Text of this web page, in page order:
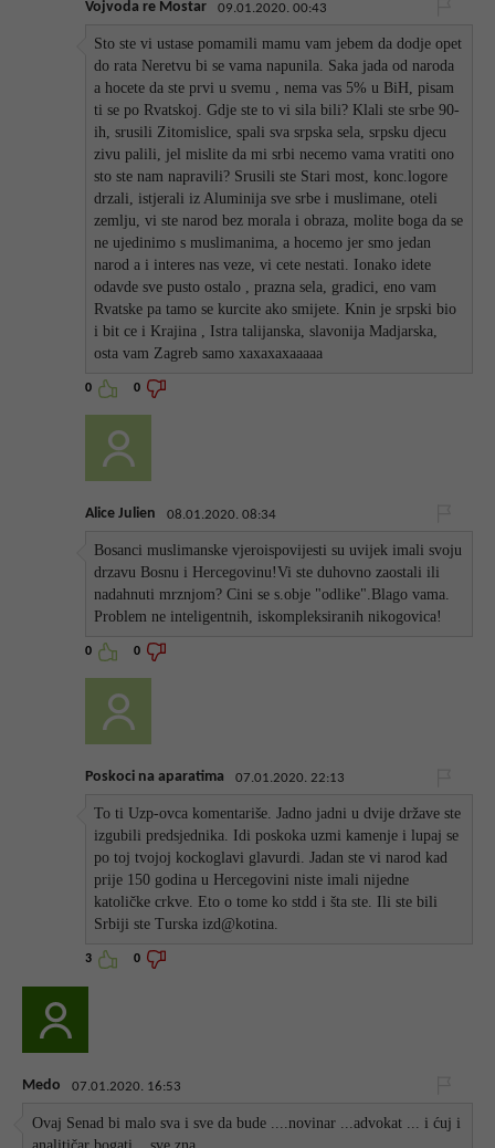
Vojvoda re Mostar 09.01.2020. 00:43
Sto ste vi ustase pomamili mamu vam jebem da dodje opet
do rata Neretvu bi se vama napunila. Saka jada od naroda
a hocete da ste prvi u svemu , nema vas 5% u BiH, pisam
ti se po Rvatskoj. Gdje ste to vi sila bili? Klali ste srbe 90-
ih, srusili Zitomislice, spali sva srpska sela, srpsku djecu
zivu palili, jel mislite da mi srbi necemo vama vratiti ono
sto ste nam napravili? Srusili ste Stari most, konc.logore
drzali, istjerali iz Aluminija sve srbe i muslimane, oteli
zemlju, vi ste narod bez morala i obraza, molite boga da se
ne ujedinimo s muslimanima, a hocemo jer smo jedan
narod a i interes nas veze, vi cete nestati. Ionako idete
odavde sve pusto ostalo , prazna sela, gradici, eno vam
Rvatske pa tamo se kurcite ako smijete. Knin je srpski bio
i bit ce i Krajina , Istra talijanska, slavonija Madjarska,
osta vam Zagreb samo xaxaxaxaaaaa
0 0
Alice Julien 08.01.2020. 08:34
Bosanci muslimanske vjeroispovijesti su uvijek imali svoju
drzavu Bosnu i Hercegovinu!Vi ste duhovno zaostali ili
nadahnuti mrznjom? Cini se s.obje "odlike".Blago vama.
Problem ne inteligentnih, iskompleksiranih nikogovica!
0 0
Poskoci na aparatima 07.01.2020. 22:13
To ti Uzp-ovca komentariše. Jadno jadni u dvije države ste
izgubili predsjednika. Idi poskoka uzmi kamenje i lupaj se
po toj tvojoj kockoglavi glavurdi. Jadan ste vi narod kad
prije 150 godina u Hercegovini niste imali nijedne
katoličke crkve. Eto o tome ko stdd i šta ste. Ili ste bili
Srbiji ste Turska izd@kotina.
3 0
Medo 07.01.2020. 16:53
Ovaj Senad bi malo sva i sve da bude ....novinar ...advokat ... i ćuj i